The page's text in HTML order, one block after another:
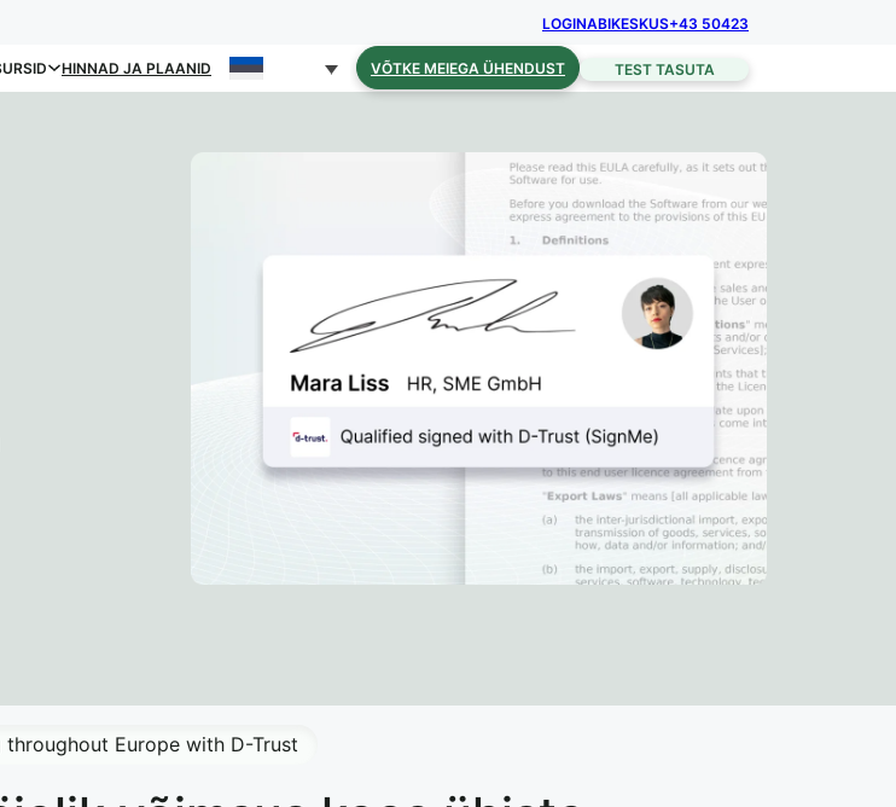
LOGINABIKESKUS+43 50423
HINNAD JA PLAANID VÕTKE MEIEGA ÜHENDUST TEST TASUTA
throughout Europe with D-Trust